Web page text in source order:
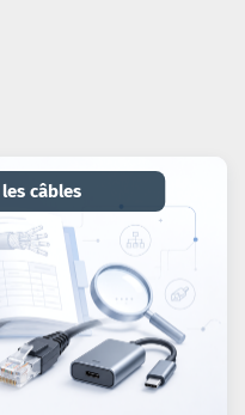
câbles